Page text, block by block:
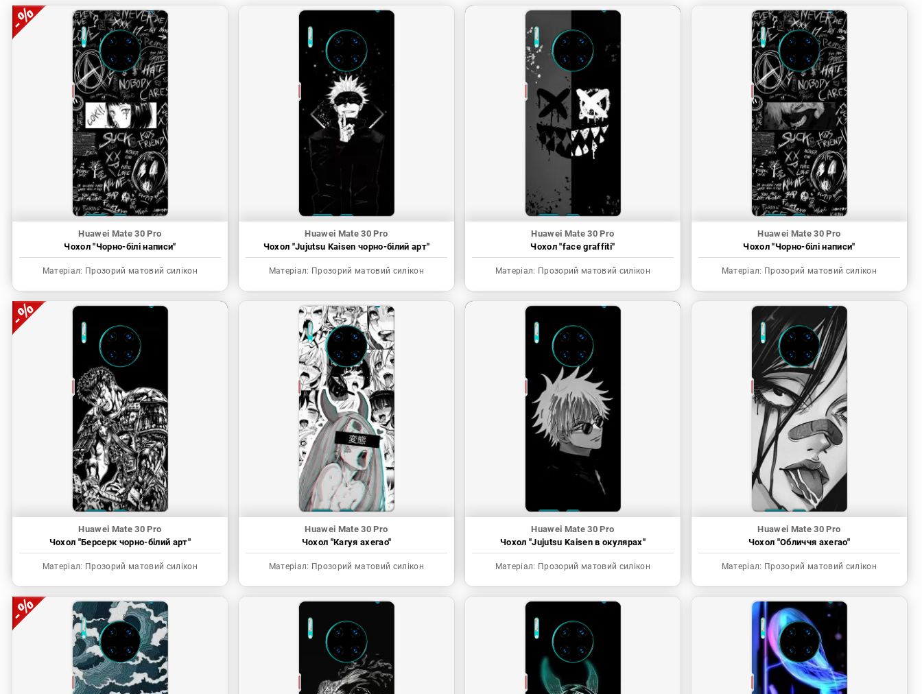
Huawei Mate 30 Pro
Чохол "Чорно-білі написи"
Матеріал: Прозорий матовий силікон
Huawei Mate 30 Pro
Чохол "Jujutsu Kaisen чорно-білий арт"
Матеріал: Прозорий матовий силікон
Huawei Mate 30 Pro
Чохол "face graffiti"
Матеріал: Прозорий матовий силікон
Huawei Mate 30 Pro
Чохол "Чорно-білі написи"
Матеріал: Прозорий матовий силікон
Huawei Mate 30 Pro
Чохол "Берсерк чорно-білий арт"
Матеріал: Прозорий матовий силікон
Huawei Mate 30 Pro
Чохол "Кагуя ахегао"
Матеріал: Прозорий матовий силікон
Huawei Mate 30 Pro
Чохол "Jujutsu Kaisen в окулярах"
Матеріал: Прозорий матовий силікон
Huawei Mate 30 Pro
Чохол "Обличчя ахегао"
Матеріал: Прозорий матовий силікон